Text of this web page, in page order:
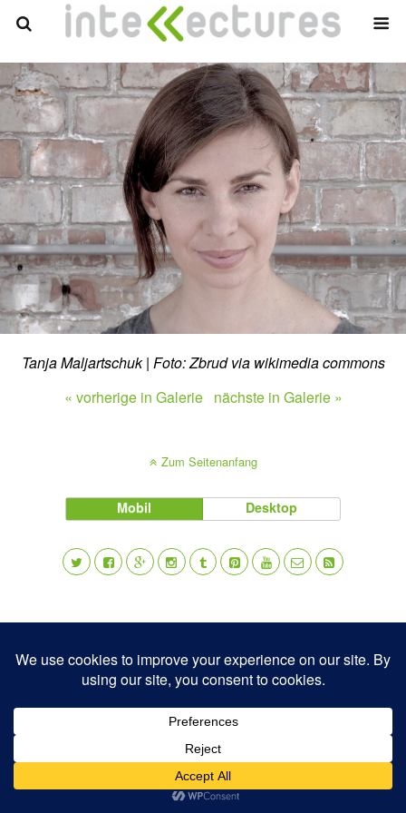
Tanja Maljartschuk | Foto: Zbrud via wikimedia commons
« vorherige in Galerie nächste in Galerie »
Zum Seitenanfang
Mobil Desktop